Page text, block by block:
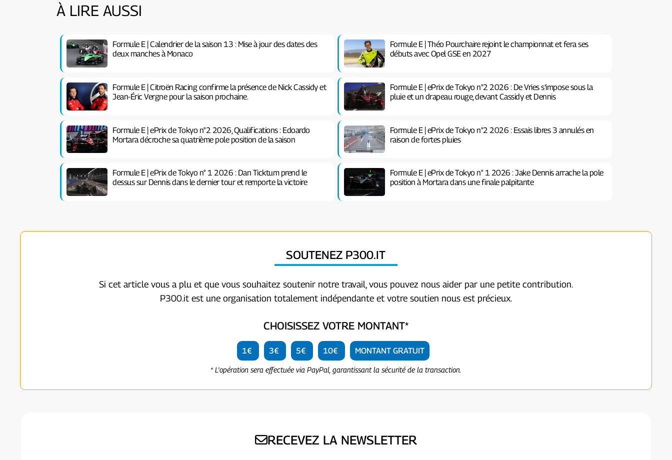
À LIRE AUSSI
Formule E | Calendrier de la saison 13 : Mise à jour des dates des
deux manches à Monaco
Formule E | Théo Pourchaire rejoint le championnat et fera ses
débuts avec Opel GSE en 2027
Formule E | Citroën Racing confirme la présence de Nick Cassidy et
Jean-Éric Vergne pour la saison prochaine.
Formule E | ePrix de Tokyo n°2 2026 : De Vries s’impose sous la
pluie et un drapeau rouge, devant Cassidy et Dennis
Formule E | ePrix de Tokyo n°2 2026, Qualifications : Edoardo
Mortara décroche sa quatrième pole position de la saison
Formule E | ePrix de Tokyo n°2 2026 : Essais libres 3 annulés en
raison de fortes pluies
Formule E | ePrix de Tokyo n° 1 2026 : Dan Ticktum prend le
dessus sur Dennis dans le dernier tour et remporte la victoire
Formule E | ePrix de Tokyo n° 1 2026 : Jake Dennis arrache la pole
position à Mortara dans une finale palpitante
SOUTENEZ P300.IT
Si cet article vous a plu et que vous souhaitez soutenir notre travail, vous pouvez nous aider par une petite contribution.
P300.it est une organisation totalement indépendante et votre soutien nous est précieux.
CHOISISSEZ VOTRE MONTANT*
1€ 3€ 5€ 10€ MONTANT GRATUIT
* L'opération sera effectuée via PayPal, garantissant la sécurité de la transaction.
RECEVEZ LA NEWSLETTER